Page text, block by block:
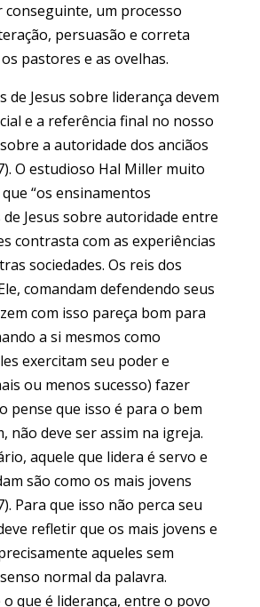
conseguinte, um processo
persuasão e correta
pastores e as ovelhas.
de Jesus sobre liderança devem
e a referência final no nosso
a autoridade dos anciãos
O estudioso Hal Miller muito
“os ensinamentos
Jesus sobre autoridade entre
contrasta com as experiências
sociedades. Os reis dos
comandam defendendo seus
com isso pareça bom para
a si mesmos como
exercitam seu poder e
ou menos sucesso) fazer
pense que isso é para o bem
não deve ser assim na igreja.
aquele que lidera é servo e
são como os mais jovens
Para que isso não perca seu
refletir que os mais jovens e
aqueles sem
normal da palavra.
o que é liderança, entre o povo